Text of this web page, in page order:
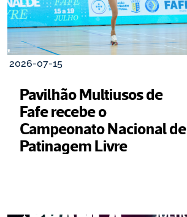
2026-07-15
Pavilhão Multiusos de
Fafe recebe o
Campeonato Nacional de
Patinagem Livre